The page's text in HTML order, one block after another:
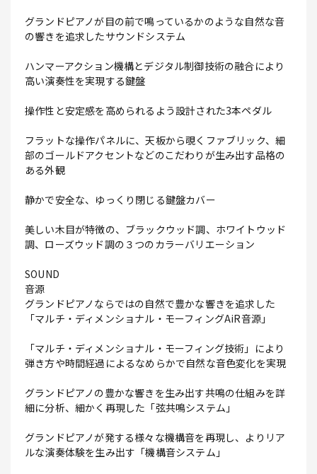
グランドピアノが目の前で鳴っているかのような自然な音
の響きを追求したサウンドシステム
ハンマーアクション機構とデジタル制御技術の融合により
高い演奏性を実現する鍵盤
操作性と安定感を高められるよう設計された3本ペダル
フラットな操作パネルに、天板から覗くファブリック、細
部のゴールドアクセントなどのこだわりが生み出す品格の
ある外観
静かで安全な、ゆっくり閉じる鍵盤カバー
美しい木目が特徴の、ブラックウッド調、ホワイトウッド
調、ローズウッド調の３つのカラーバリエーション
SOUND
音源
グランドピアノならではの自然で豊かな響きを追求した
「マルチ・ディメンショナル・モーフィングAiR音源」
「マルチ・ディメンショナル・モーフィング技術」により
弾き方や時間経過によるなめらかで自然な音色変化を実現
グランドピアノの豊かな響きを生み出す共鳴の仕組みを詳
細に分析、細かく再現した「弦共鳴システム」
グランドピアノが発する様々な機構音を再現し、よりリア
ルな演奏体験を生み出す「機構音システム」